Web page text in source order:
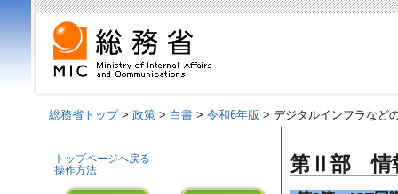
総務省トップ> 政策 > 白書 > 令和6年版 > デジタルインフラなど
第Ⅱ部 情
トップページへ戻る
操作方法